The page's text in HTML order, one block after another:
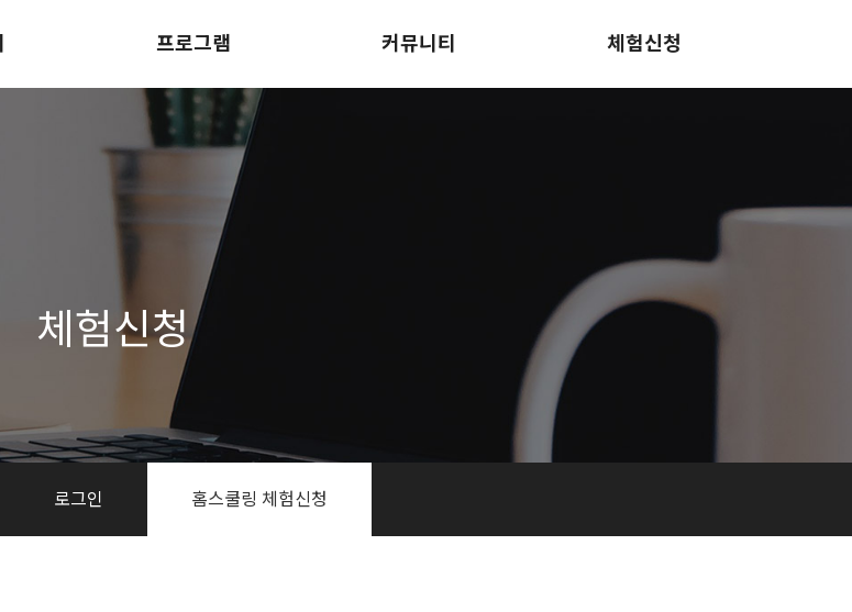
프로그램
정규과정
더퀸스 사이언스
커뮤니티 체험신청
체험신청
로그인 홈스쿨링 체험신청